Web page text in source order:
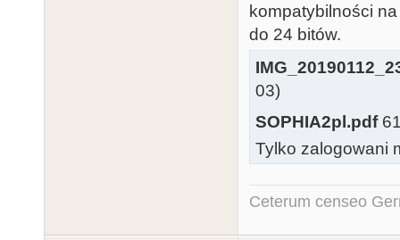
kompatybilności
do 24 bitów.
03)
SOPHIA2pl.pdf
Tylko zalogowani
Ceterum censeo